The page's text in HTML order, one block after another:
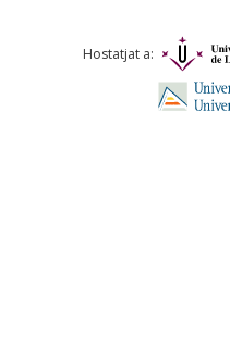
Comentari *
Hostatjat a: